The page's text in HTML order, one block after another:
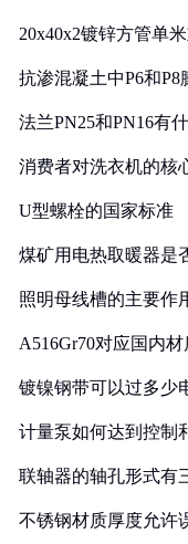
20x40x2镀锌方管单
抗渗混凝土中P6和
法兰PN25和PN16有
消费者对洗衣机的核
U型螺栓的国家标准
煤矿用电热取暖器是
照明母线槽的主要作
A516Gr70对应国内
镀镍钢带可以过多少
计量泵如何达到控制
联轴器的轴孔形式有
不锈钢材质厚度允许